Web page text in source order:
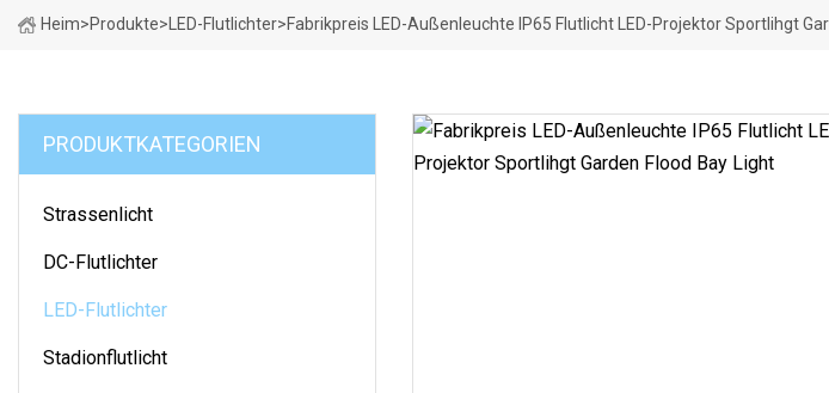
Heim>Produkte> LED-Flutlichter>Fabrikpreis LED-Außenleuchte IP65 Flutlicht LED-Projektor Sportlihgt
PRODUKTKATEGORIEN
Strassenlicht
DC-Flutlichter
LED-Flutlichter
Stadionflutlicht